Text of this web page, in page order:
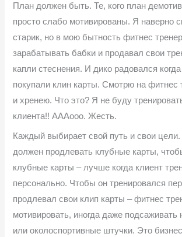
План должен быть. Те, кого план
просто слабо мотивированы. Я наверно
старик, но в мою бытность фитнес
зарабатывать бабки и продавал свои
капли стеснения. И дико радовался
покупали клин карты. Смотрю на фитнес
и хренею. Что это? Я не буду
клиента!! АААооо. Жесть.
Каждый выбирает свой путь и свои
должен продлевать клубные карты,
клубные карты – лучше когда клиент
персонально. Чтобы он тренировался
продлевал свои клип карты – фитнес
мотивировать, иногда даже подсаживать
или околоспортивные штучки. Это